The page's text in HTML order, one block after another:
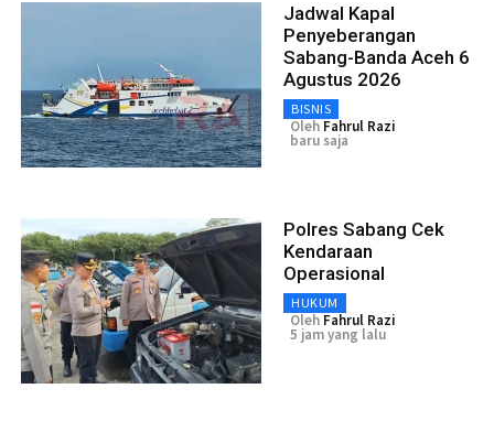
Jadwal Kapal
Penyeberangan
Sabang-Banda Aceh 6
Agustus 2026
BISNIS
Oleh Fahrul Razi
baru saja
Polres Sabang Cek
Kendaraan
Operasional
HUKUM
Oleh Fahrul Razi
5 jam yang lalu